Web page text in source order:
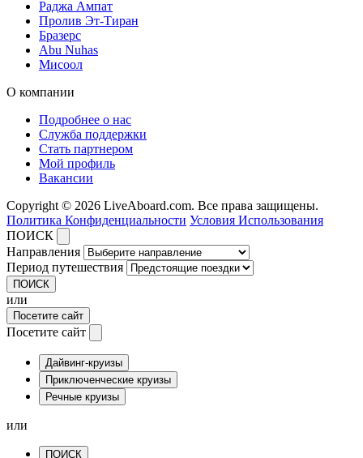
Раджа Ампат
Пролив Эт-Тиран
Бразерс
Abu Nuhas
Мисоол
О компании
Подробнее о нас
Служба поддержки
Стать партнером
Мой профиль
Вакансии
Copyright © 2026 LiveAboard.com. Все права защищены.
Политика Конфиденциальности Условия Использования
ПОИСК
Направления
Период путешествия
ПОИСК
или
Посетите сайт
Посетите сайт
Дайвинг-круизы
Приключенческие круизы
Речные круизы
или
ПОИСК